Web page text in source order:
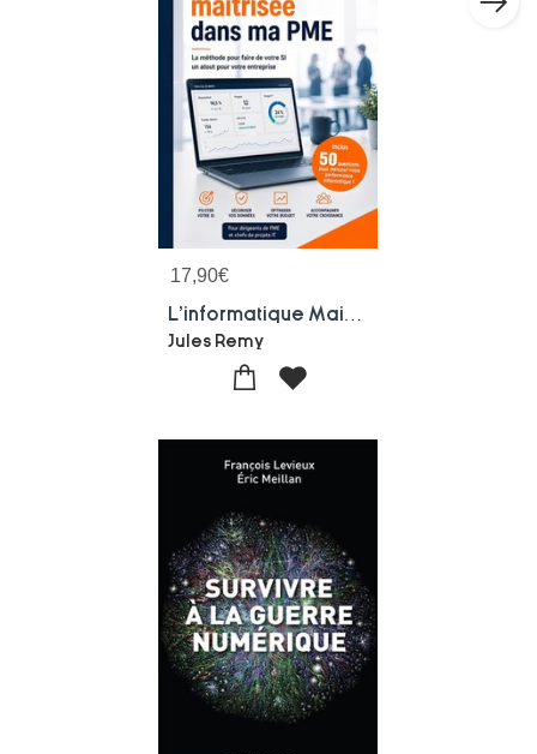
17,90€
Jules Remy